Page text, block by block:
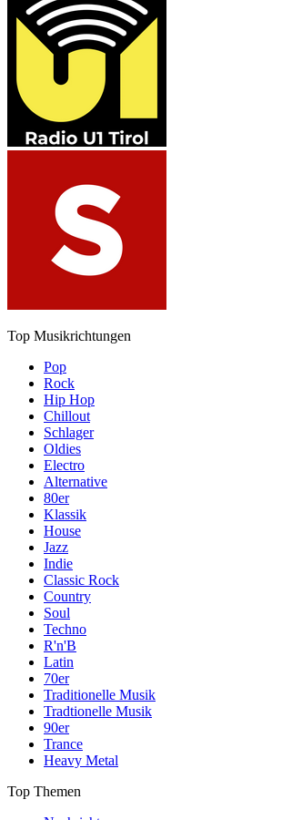
Top Musikrichtungen
Pop
Rock
Hip Hop
Chillout
Schlager
Oldies
Electro
Alternative
80er
Klassik
House
Jazz
Indie
Classic Rock
Country
Soul
Techno
R'n'B
Latin
70er
Traditionelle Musik
Tradtionelle Musik
90er
Trance
Heavy Metal
Top Themen